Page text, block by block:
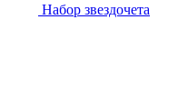
Набор звездочета